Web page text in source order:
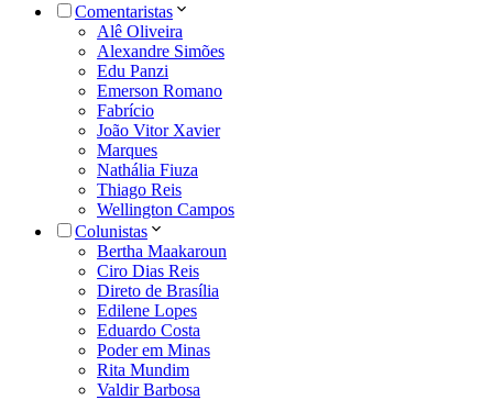
Comentaristas
Alê Oliveira
Alexandre Simões
Edu Panzi
Emerson Romano
Fabrício
João Vitor Xavier
Marques
Nathália Fiuza
Thiago Reis
Wellington Campos
Colunistas
Bertha Maakaroun
Ciro Dias Reis
Direto de Brasília
Edilene Lopes
Eduardo Costa
Poder em Minas
Rita Mundim
Valdir Barbosa